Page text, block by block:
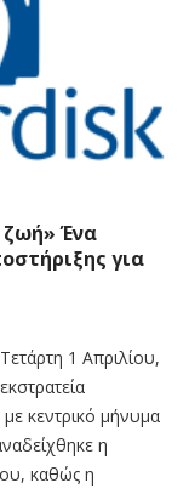
ζωή» Ένα
για
1 Απριλίου,
κεντρικό μήνυμα
η
καθώς η